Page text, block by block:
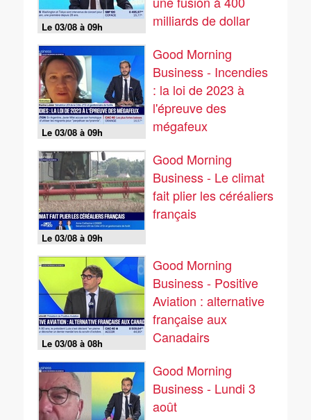
Le 03/08 à 09h
milliards de dollar
Le 03/08 à 09h
Good Morning
Business - Incendies
: la loi de 2023 à
l'épreuve des
mégafeux
Le 03/08 à 09h
Good Morning
Business - Le climat
fait plier les céréaliers
français
Le 03/08 à 08h
Good Morning
Business - Positive
Aviation : alternative
française aux
Canadairs
Good Morning
Business - Lundi 3
août